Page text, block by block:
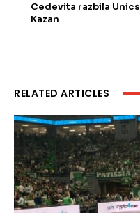
Cedevita razbila Unics
Kazan
RELATED ARTICLES